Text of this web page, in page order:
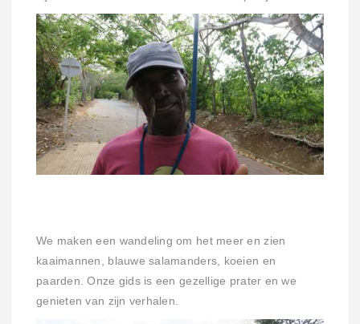
We maken een wandeling om het meer en zien
kaaimannen, blauwe salamanders, koeien en
paarden. Onze gids is een gezellige prater en we
genieten van zijn verhalen.